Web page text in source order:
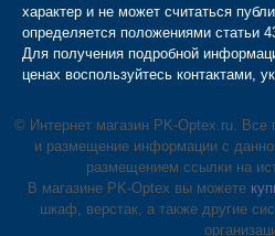
характер и не может считаться
определяется положениями статьи
Для получения подробной
ценах воспользуйтесь контактами,
© Интернет магазин PK-Optex.ru.
и размещение информации с
размещением ссылки на
В магазине PK-Optex вы можете
шкаф, верстак, а также другие